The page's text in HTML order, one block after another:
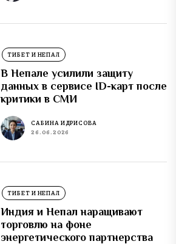
ТИБЕТ И НЕПАЛ
В Непале усилили защиту
данных в сервисе ID-карт после
критики в СМИ
САБИНА ИДРИСОВА
26.06.2026
ТИБЕТ И НЕПАЛ
Индия и Непал наращивают
торговлю на фоне
энергетического партнерства